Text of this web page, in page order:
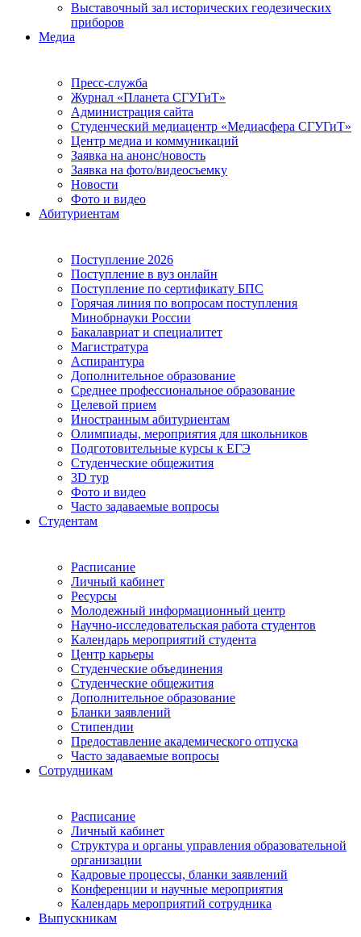
Выставочный зал исторических геодезических
приборов
Медиа
Пресс-служба
Журнал «Планета СГУГиТ»
Администрация сайта
Студенческий медиацентр «Медиасфера СГУГиТ»
Центр медиа и коммуникаций
Заявка на анонс/новость
Заявка на фото/видеосъемку
Новости
Фото и видео
Абитуриентам
Поступление 2026
Поступление в вуз онлайн
Поступление по сертификату БПС
Горячая линия по вопросам поступления
Минобрнауки России
Бакалавриат и специалитет
Магистратура
Аспирантура
Дополнительное образование
Среднее профессиональное образование
Целевой прием
Иностранным абитуриентам
Олимпиады, мероприятия для школьников
Подготовительные курсы к ЕГЭ
Студенческие общежития
3D тур
Фото и видео
Часто задаваемые вопросы
Студентам
Расписание
Личный кабинет
Ресурсы
Молодежный информационный центр
Научно-исследовательская работа студентов
Календарь мероприятий студента
Центр карьеры
Студенческие объединения
Студенческие общежития
Дополнительное образование
Бланки заявлений
Стипендии
Предоставление академического отпуска
Часто задаваемые вопросы
Сотрудникам
Расписание
Личный кабинет
Структура и органы управления образовательной
организации
Кадровые процессы, бланки заявлений
Конференции и научные мероприятия
Календарь мероприятий сотрудника
Выпускникам